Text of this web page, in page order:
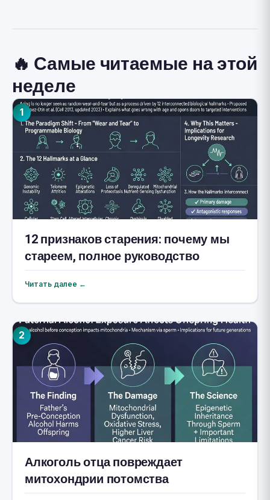
🔥 Самые читаемые на этой
неделе
1
12 признаков старения: почему мы
стареем, полное руководство
Читать далее ←
2
Алкоголь отца повреждает
митохондрии потомства